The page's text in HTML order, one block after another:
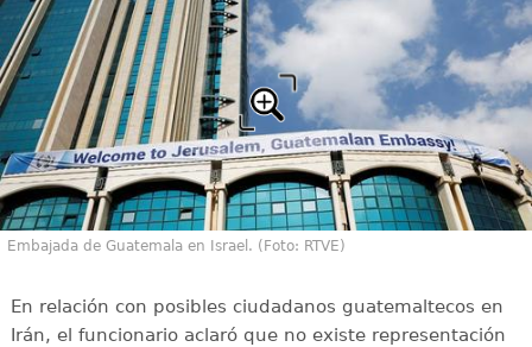
Embajada de Guatemala en Israel. (Foto: RTVE)
En relación con posibles ciudadanos guatemaltecos en
Irán, el funcionario aclaró que no existe representación